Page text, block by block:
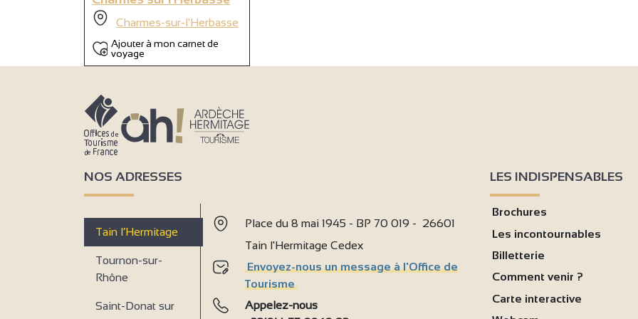
Charmes-sur-l'Herbasse
Ajouter à mon carnet de
voyage
NOS ADRESSES
Tain l’Hermitage
Tournon-sur-
Rhône
Saint-Donat sur
Place du 8 mai 1945 - BP 70 019 - 26601
Tain l'Hermitage Cedex
Envoyez-nous un message à l'Office de
Tourisme
Appelez-nous
LES INDISPENSABLES
Brochures
Les incontournables
Billetterie
Comment venir ?
Carte interactive